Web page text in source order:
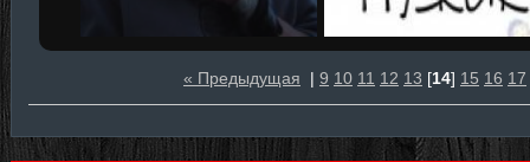
« Предыдущая | 9 10 11 12 13 [14] 15 16 17